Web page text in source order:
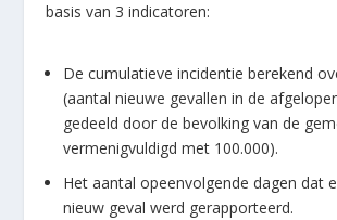
basis van 3 indicatoren:
De cumulatieve incidentie berekend
(aantal nieuwe gevallen in de
gedeeld door de bevolking van de
vermenigvuldigd met 100.000).
Het aantal opeenvolgende dagen dat
nieuw geval werd gerapporteerd.